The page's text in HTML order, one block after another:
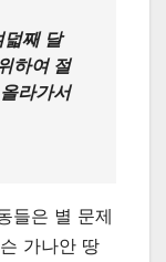
덟째 달
하여 절
라가서
들은 별 문제
가나안 땅